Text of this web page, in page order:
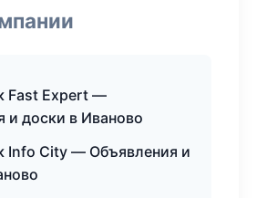
Fast Expert —
и доски в Иваново
Info City — Объявления и